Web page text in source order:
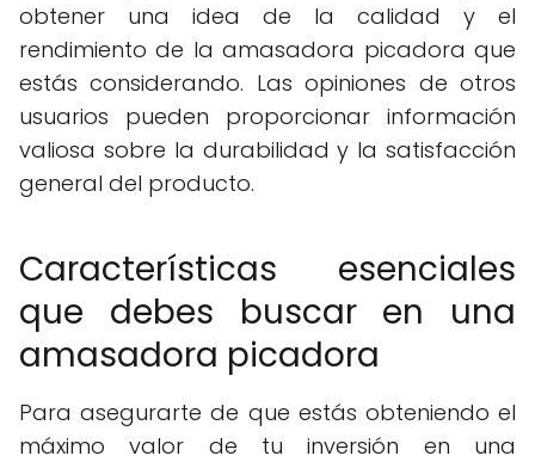
obtener una idea de la calidad y el
rendimiento de la amasadora picadora que
estás considerando. Las opiniones de otros
usuarios pueden proporcionar información
valiosa sobre la durabilidad y la satisfacción
general del producto.
Características esenciales
que debes buscar en una
amasadora picadora
Para asegurarte de que estás obteniendo el
máximo valor de tu inversión en una